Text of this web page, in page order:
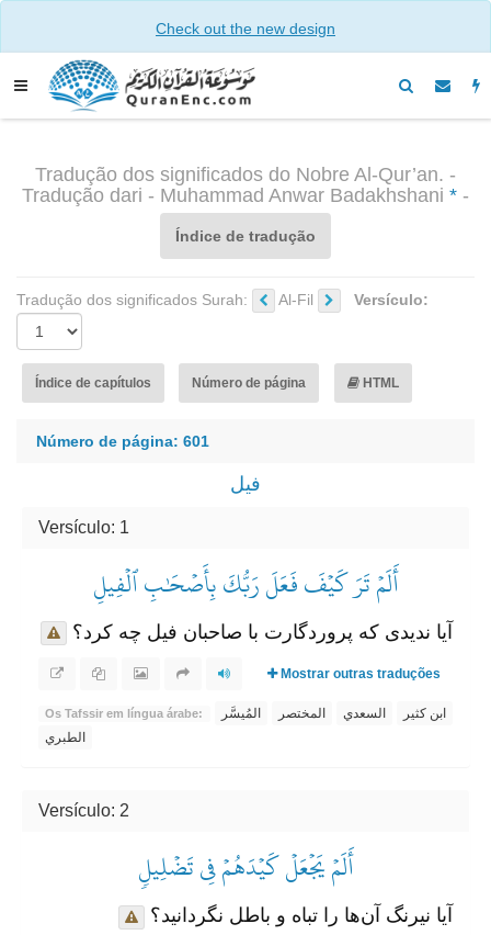
Check out the new design
Tradução dos significados do Nobre Al-Qur’an. -
Tradução dari - Muhammad Anwar Badakhshani * -
Índice de tradução
Tradução dos significados Surah: Al-Fil Versículo:
Índice de capítulos Número de página HTML
Número de página: 601
فیل
Versículo: 1
أَلَمۡ تَرَ كَيۡفَ فَعَلَ رَبُّكَ بِأَصۡحَٰبِ ٱلۡفِيلِ
آیا ندیدی که پروردگارت با صاحبان فیل چه کرد؟
Mostrar outras traduções
Os Tafssir em língua árabe: المُيسَّر المختصر السعدي
ابن كثير
الطبري
Versículo: 2
أَلَمۡ يَجۡعَلۡ كَيۡدَهُمۡ فِي تَضۡلِيلٖ
آیا نیرنگ آن‌ها را تباه و باطل نگردانید؟